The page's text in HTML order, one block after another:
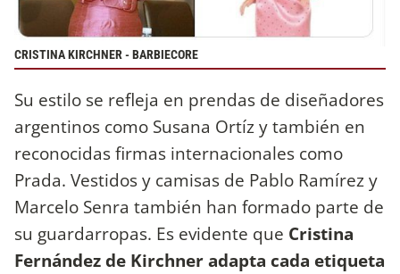
CRISTINA KIRCHNER - BARBIECORE
Su estilo se refleja en prendas de diseñadores
argentinos como Susana Ortíz y también en
reconocidas firmas internacionales como
Prada. Vestidos y camisas de Pablo Ramírez y
Marcelo Senra también han formado parte de
su guardarropas. Es evidente que Cristina
Fernández de Kirchner adapta cada etiqueta